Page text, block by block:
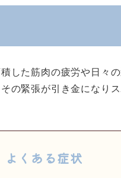
した筋肉の疲労や日々
の緊張が引き金になり
よくある症状